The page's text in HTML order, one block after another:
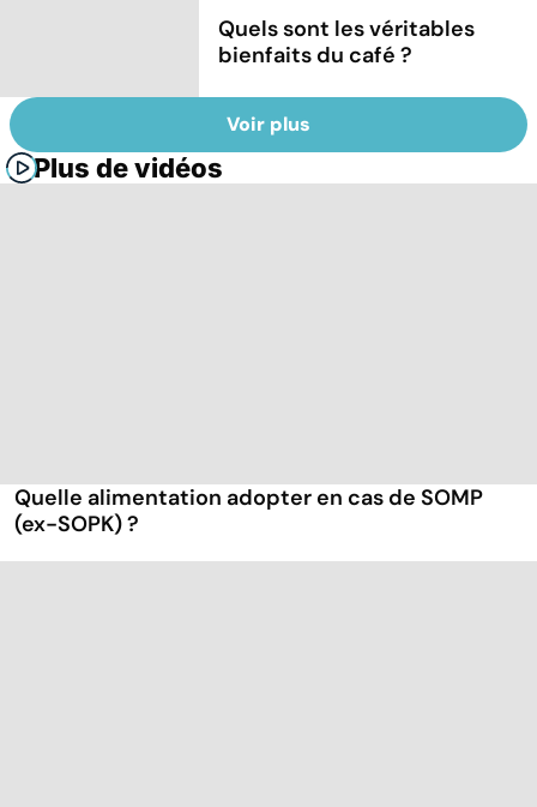
Quels sont les véritables
bienfaits du café ?
Voir plus
Plus de vidéos
Quelle alimentation adopter en cas de SOMP
(ex-SOPK) ?